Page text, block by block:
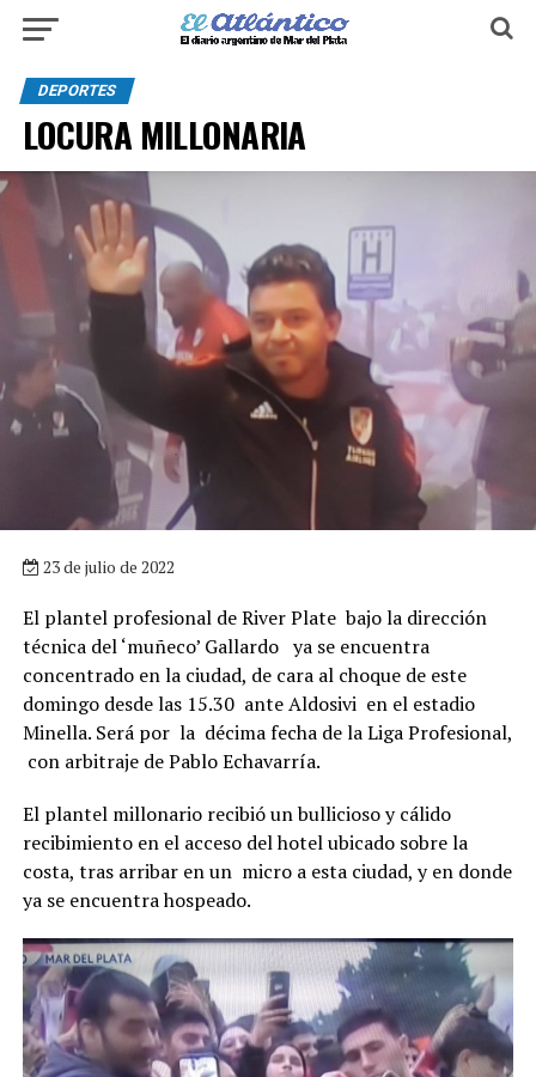
DEPORTES
LOCURA MILLONARIA
23 de julio de 2022
El plantel profesional de River Plate bajo la dirección
técnica del ‘muñeco’ Gallardo ya se encuentra
concentrado en la ciudad, de cara al choque de este
domingo desde las 15.30 ante Aldosivi en el estadio
Minella. Será por la décima fecha de la Liga Profesional,
con arbitraje de Pablo Echavarría.
El plantel millonario recibió un bullicioso y cálido
recibimiento en el acceso del hotel ubicado sobre la
costa, tras arribar en un micro a esta ciudad, y en donde
ya se encuentra hospeado.